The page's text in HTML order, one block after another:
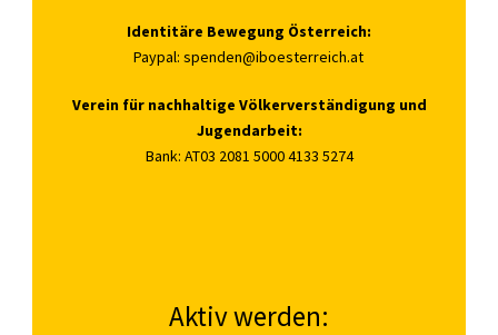
Identitäre Bewegung Österreich:
Paypal: spenden@iboesterreich.at
Verein für nachhaltige Völkerverständigung und
Jugendarbeit:
Bank: AT03 2081 5000 4133 5274
Aktiv werden: